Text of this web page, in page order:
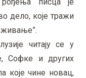
дело, које тражи
читају се у
Софке и других
које чине новац,